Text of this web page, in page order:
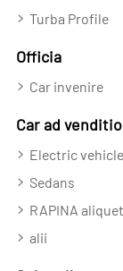
Turba Profile
Officia
Car invenire
Car ad
Electric
Sedans
RAPINA aliquet
alii